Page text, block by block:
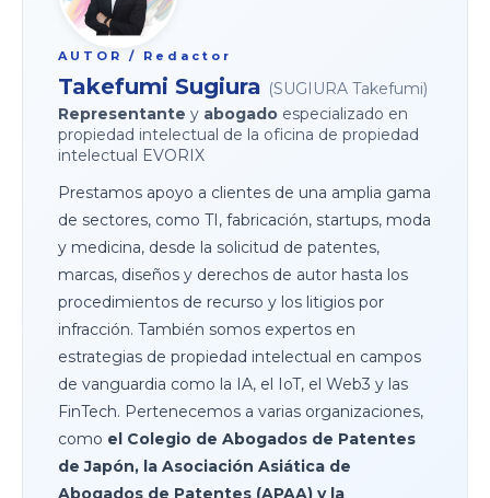
AUTOR / Redactor
Takefumi Sugiura (SUGIURA Takefumi)
Representante y abogado especializado en
propiedad intelectual de la oficina de propiedad
intelectual EVORIX
Prestamos apoyo a clientes de una amplia gama
de sectores, como TI, fabricación, startups, moda
y medicina, desde la solicitud de patentes,
marcas, diseños y derechos de autor hasta los
procedimientos de recurso y los litigios por
infracción. También somos expertos en
estrategias de propiedad intelectual en campos
de vanguardia como la IA, el IoT, el Web3 y las
FinTech. Pertenecemos a varias organizaciones,
como el Colegio de Abogados de Patentes
de Japón, la Asociación Asiática de
Abogados de Patentes (APAA) y la